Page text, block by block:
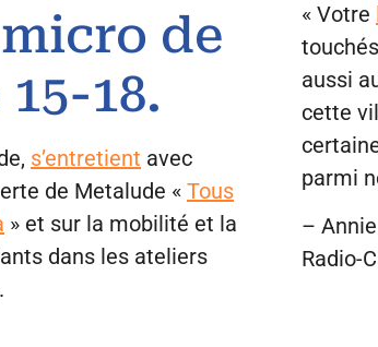
de
18.
s’entretient avec
de Metalude « Tous
» et sur la mobilité et la
dans les ateliers
« Votre
aussi
cette
parmi
–
Radio-